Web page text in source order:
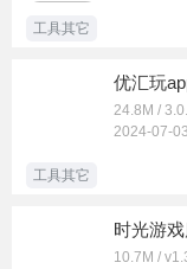
工具其它
优汇玩
24.8M /
2024-07-03
工具其它
时光游
10.7M /